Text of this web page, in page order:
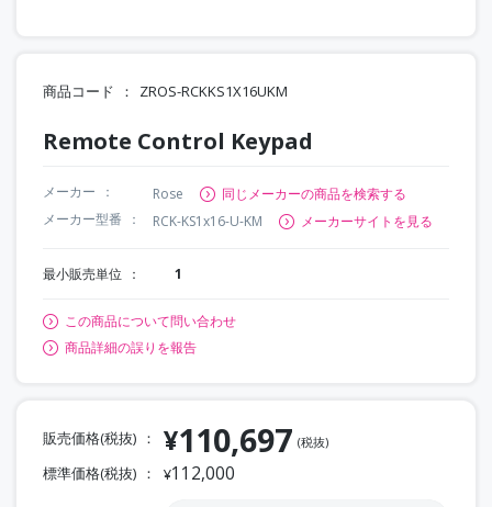
商品コード ZROS-RCKKS1X16UKM
Remote Control Keypad
メーカー Rose
同じメーカーの商品を検索する
メーカー型番
RCK-KS1x16-U-KM メーカーサイトを見る
最小販売単位 1
この商品について問い合わせ
商品詳細の誤りを報告
販売価格(税抜) ¥110,697 (税抜)
標準価格(税抜) ¥112,000